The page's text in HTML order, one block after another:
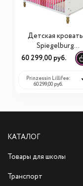
Детская кровать
Spiegelburg
Prinzessin Lillifee
60 299,00 руб.
Prinzessin Lillifee:
60 299,00 руб.
КАТАЛОГ
Товары для школы
Транспорт